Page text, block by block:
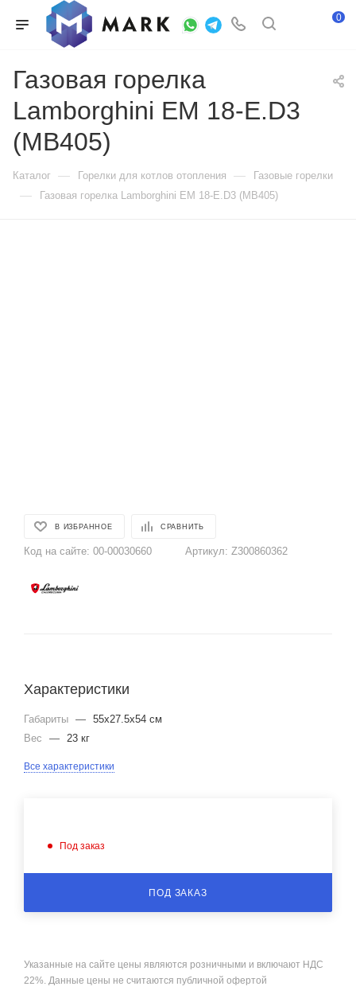
0
Газовая горелка
Lamborghini EM 18-E.D3
(MB405)
Каталог — Горелки для котлов отопления — Газовые горелки
— Газовая горелка Lamborghini EM 18-E.D3 (MB405)
В ИЗБРАННОЕ СРАВНИТЬ
Код на сайте: 00-00030660 Артикул: Z300860362
Характеристики
Габариты — 55x27.5x54 см
Вес
— 23 кг
Все характеристики
Под заказ
ПОД ЗАКАЗ
Указанные на сайте цены являются розничными и включают НДС
22%. Данные цены не считаются публичной офертой